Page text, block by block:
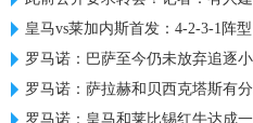
皇马vs莱加内斯首发：4-2-3-1阵
罗马诺：巴萨至今仍未放弃追逐小
罗马诺：萨拉赫和贝西克塔斯有分
罗马诺：皇马和莱比锡红牛达成